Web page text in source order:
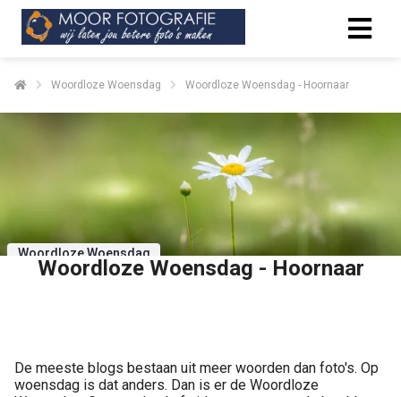
Woordloze Woensdag Woordloze Woensdag - Hoornaar
Woordloze Woensdag
Woordloze Woensdag - Hoornaar
De meeste blogs bestaan uit meer woorden dan foto's. Op
woensdag is dat anders. Dan is er de Woordloze